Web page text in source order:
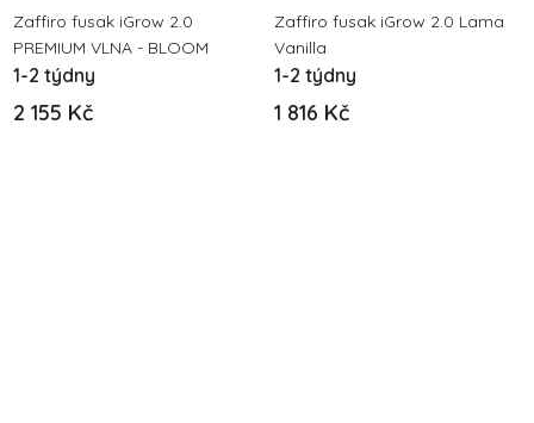
Zaffiro fusak iGrow 2.0
PREMIUM VLNA - BLOOM
1-2 týdny
2 155 Kč
Zaffiro fusak iGrow 2.0 Lama
Vanilla
1-2 týdny
1 816 Kč